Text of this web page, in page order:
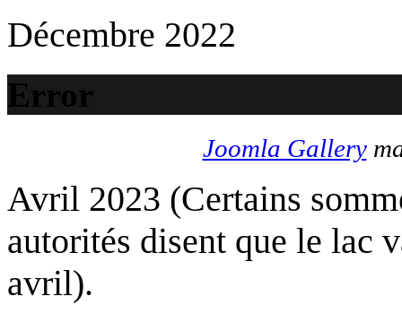
Décembre 2022
Error
Joomla Gallery
Avril 2023 (Certains
autorités disent que le lac
avril).